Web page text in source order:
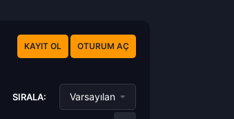
KAYIT OL OTURUM AÇ
SIRALA: Varsayılan